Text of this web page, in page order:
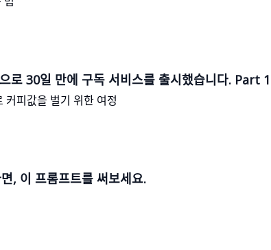
30일 만에 구독 서비스를 출시했습니다. Part 1
벌기 위한 여정
이 프롬프트를 써보세요.